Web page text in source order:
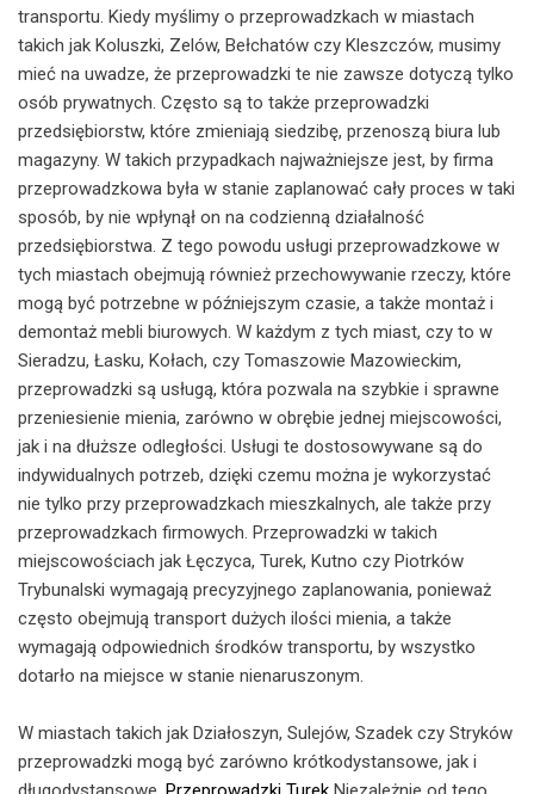
transportu. Kiedy myślimy o przeprowadzkach w miastach
takich jak Koluszki, Zelów, Bełchatów czy Kleszczów, musimy
mieć na uwadze, że przeprowadzki te nie zawsze dotyczą tylko
osób prywatnych. Często są to także przeprowadzki
przedsiębiorstw, które zmieniają siedzibę, przenoszą biura lub
magazyny. W takich przypadkach najważniejsze jest, by firma
przeprowadzkowa była w stanie zaplanować cały proces w taki
sposób, by nie wpłynął on na codzienną działalność
przedsiębiorstwa. Z tego powodu usługi przeprowadzkowe w
tych miastach obejmują również przechowywanie rzeczy, które
mogą być potrzebne w późniejszym czasie, a także montaż i
demontaż mebli biurowych. W każdym z tych miast, czy to w
Sieradzu, Łasku, Kołach, czy Tomaszowie Mazowieckim,
przeprowadzki są usługą, która pozwala na szybkie i sprawne
przeniesienie mienia, zarówno w obrębie jednej miejscowości,
jak i na dłuższe odległości. Usługi te dostosowywane są do
indywidualnych potrzeb, dzięki czemu można je wykorzystać
nie tylko przy przeprowadzkach mieszkalnych, ale także przy
przeprowadzkach firmowych. Przeprowadzki w takich
miejscowościach jak Łęczyca, Turek, Kutno czy Piotrków
Trybunalski wymagają precyzyjnego zaplanowania, ponieważ
często obejmują transport dużych ilości mienia, a także
wymagają odpowiednich środków transportu, by wszystko
dotarło na miejsce w stanie nienaruszonym.
W miastach takich jak Działoszyn, Sulejów, Szadek czy Stryków
przeprowadzki mogą być zarówno krótkodystansowe, jak i